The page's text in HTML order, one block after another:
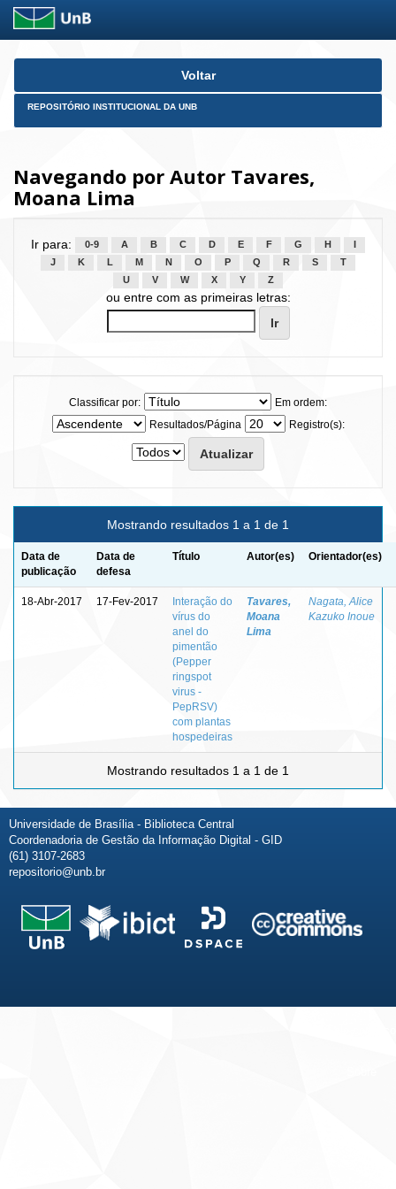
Skip
Voltar
REPOSITÓRIO INSTITUCIONAL DA UNB
Navegando por Autor Tavares,
Moana Lima
Ir para: 0-9 A B C D E F G H
J
K L M N O P Q R S
T
U
V W X Y Z
ou entre com as primeiras letras:
Classificar por:
Em ordem:
Resultados/Página
Registro(s):
Mostrando resultados 1 a 1 de 1
Data de
publicação
Data de
defesa
Título Autor(es) Orientador(es)
18-Abr-2017 17-Fev-2017
Interação do
vírus do
anel do
pimentão
(Pepper
ringspot
virus -
PepRSV)
com plantas
hospedeiras
Tavares,
Moana
Lima
Nagata, Alice
Kazuko Inoue
Mostrando resultados 1 a 1 de 1
Universidade de Brasília - Biblioteca Central
Coordenadoria de Gestão da Informação Digital - GID
(61) 3107-2683
repositorio@unb.br